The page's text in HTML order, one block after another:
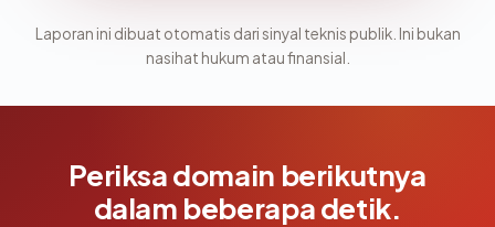
Laporan ini dibuat otomatis dari sinyal teknis publik. Ini bukan
nasihat hukum atau finansial.
Periksa domain berikutnya
dalam beberapa detik.